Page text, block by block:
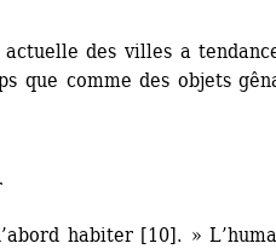
des villes a
que comme des objets
habiter [10]. »